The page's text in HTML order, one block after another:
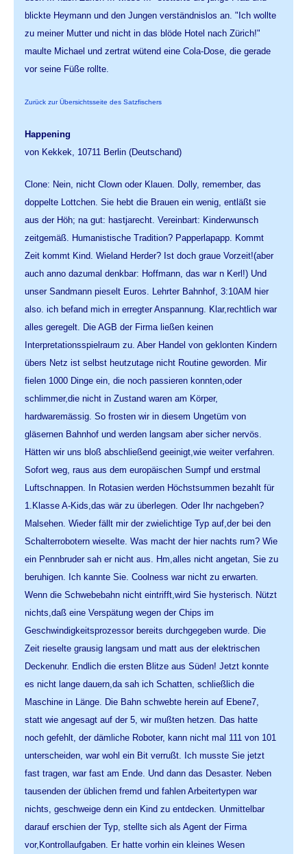
blickte Heymann und den Jungen verständnislos an. "Ich wollte
zu meiner Mutter und nicht in das blöde Hotel nach Zürich!"
maulte Michael und zertrat wütend eine Cola-Dose, die gerade
vor seine Füße rollte.
Zurück zur Übersichtsseite des Satzfischers
Happening
von Kekkek, 10711 Berlin (Deutschand)
Clone: Nein, nicht Clown oder Klauen. Dolly, remember, das
doppelte Lottchen. Sie hebt die Brauen ein wenig, entläßt sie
aus der Höh; na gut: hastjarecht. Vereinbart: Kinderwunsch
zeitgemäß. Humanistische Tradition? Papperlapapp. Kommt
Zeit kommt Kind. Wieland Herder? Ist doch graue Vorzeit!(aber
auch anno dazumal denkbar: Hoffmann, das war n Kerl!) Und
unser Sandmann pieselt Euros. Lehrter Bahnhof, 3:10AM hier
also. ich befand mich in erregter Anspannung. Klar,rechtlich war
alles geregelt. Die AGB der Firma ließen keinen
Interpretationsspielraum zu. Aber Handel von geklonten Kindern
übers Netz ist selbst heutzutage nicht Routine geworden. Mir
fielen 1000 Dinge ein, die noch passieren konnten,oder
schlimmer,die nicht in Zustand waren am Körper,
hardwaremässig. So frosten wir in diesem Ungetüm von
gläsernen Bahnhof und werden langsam aber sicher nervös.
Hätten wir uns bloß abschließend geeinigt,wie weiter verfahren.
Sofort weg, raus aus dem europäischen Sumpf und erstmal
Luftschnappen. In Rotasien werden Höchstsummen bezahlt für
1.Klasse A-Kids,das wär zu überlegen. Oder Ihr nachgeben?
Malsehen. Wieder fällt mir der zwielichtige Typ auf,der bei den
Schalterrobotern wieselte. Was macht der hier nachts rum? Wie
ein Pennbruder sah er nicht aus. Hm,alles nicht angetan, Sie zu
beruhigen. Ich kannte Sie. Coolness war nicht zu erwarten.
Wenn die Schwebebahn nicht eintrifft,wird Sie hysterisch. Nützt
nichts,daß eine Verspätung wegen der Chips im
Geschwindigkeitsprozessor bereits durchgegeben wurde. Die
Zeit rieselte grausig langsam und matt aus der elektrischen
Deckenuhr. Endlich die ersten Blitze aus Süden! Jetzt konnte
es nicht lange dauern,da sah ich Schatten, schließlich die
Maschine in Länge. Die Bahn schwebte herein auf Ebene7,
statt wie angesagt auf der 5, wir mußten hetzen. Das hatte
noch gefehlt, der dämliche Roboter, kann nicht mal 111 von 101
unterscheiden, war wohl ein Bit verrußt. Ich musste Sie jetzt
fast tragen, war fast am Ende. Und dann das Desaster. Neben
tausenden der üblichen fremd und fahlen Arbeitertypen war
nichts, geschweige denn ein Kind zu entdecken. Unmittelbar
darauf erschien der Typ, stellte sich als Agent der Firma
vor,Kontrollaufgaben. Er hatte vorhin ein kleines Wesen